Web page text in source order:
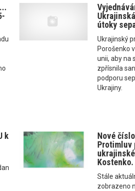
útoky
Ukrajinský
Porošenko
unii, aby na
zpřísnila
podporu
Ukrajiny.
k
Nové
Protimluv
Kostenko.
Stále
zobrazeno